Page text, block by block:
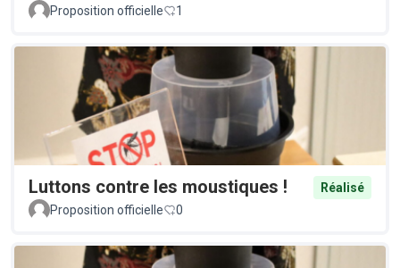
Proposition officielle 1
Luttons contre les moustiques !
Réalisé
Proposition officielle
0